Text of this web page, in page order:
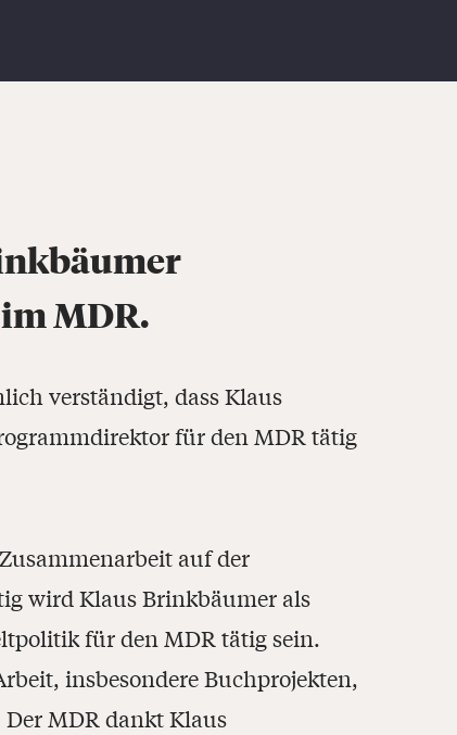
MDR.
verständigt, dass Klaus
für den MDR tätig
auf der
wird Klaus Brinkbäumer als
für den MDR tätig sein.
insbesondere Buchprojekten,
MDR dankt Klaus